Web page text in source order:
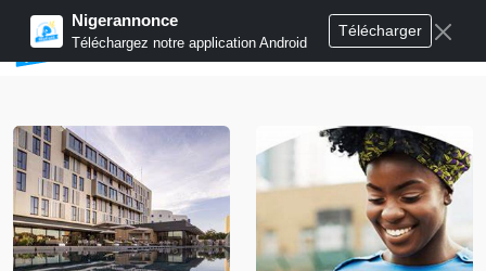
Nigerannonce
Téléchargez notre application Android
Télécharger
Publier annonces